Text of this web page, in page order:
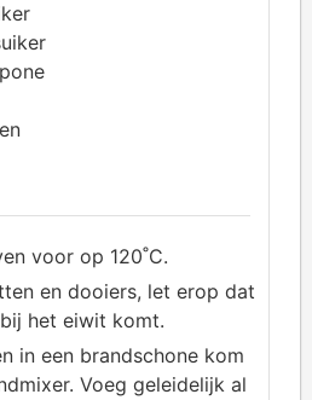
voor op 120˚C.
en dooiers, let erop dat
het eiwit komt.
in een brandschone kom
Voeg geleidelijk al